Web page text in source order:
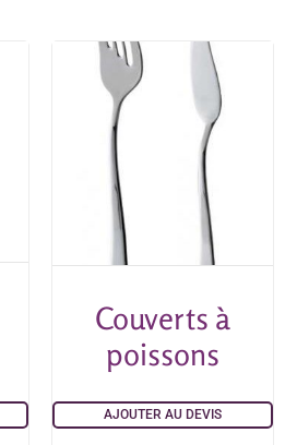
Couverts à
poissons
AJOUTER AU DEVIS